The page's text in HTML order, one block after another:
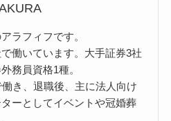
ラフィフです。
働いています。大手証券3社
務員資格1種。
き、退職後、主に法人向け
ーとしてイベントや冠婚葬